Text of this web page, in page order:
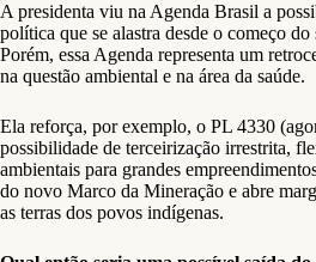
A presidenta viu na Agenda Brasil a
política que se alastra desde o começo do
Porém, essa Agenda representa um
na questão ambiental e na área da saúde.
Ela reforça, por exemplo, o PL 4330
possibilidade de terceirização irrestrita,
ambientais para grandes
do novo Marco da Mineração e abre
as terras dos povos indígenas.